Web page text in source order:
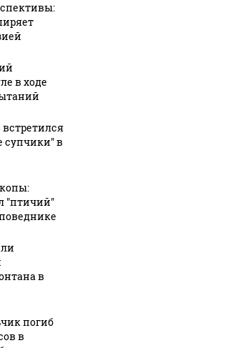
в ходе
супчики" в
"птичий"
в
погиб
в